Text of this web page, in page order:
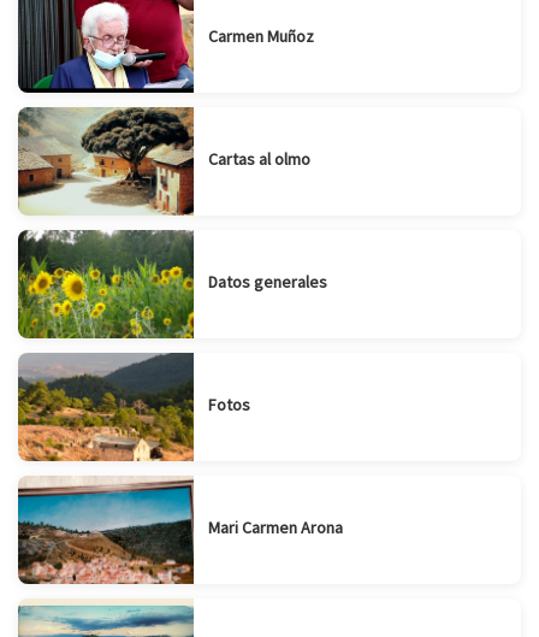
Carmen Muñoz
Cartas al olmo
Datos generales
Fotos
Mari Carmen Arona